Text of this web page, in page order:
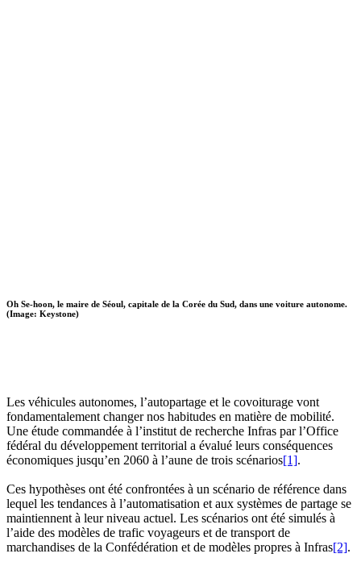
Oh Se-hoon, le maire de Séoul, capitale de la Corée du Sud, dans une voiture autonome.
(Image: Keystone)
Les véhicules autonomes, l’autopartage et le covoiturage vont
fondamentalement changer nos habitudes en matière de mobilité.
Une étude commandée à l’institut de recherche Infras par l’Office
fédéral du développement territorial a évalué leurs conséquences
économiques jusqu’en 2060 à l’aune de trois scénarios[1].
Ces hypothèses ont été confrontées à un scénario de référence dans
lequel les tendances à l’automatisation et aux systèmes de partage se
maintiennent à leur niveau actuel. Les scénarios ont été simulés à
l’aide des modèles de trafic voyageurs et de transport de
marchandises de la Confédération et de modèles propres à Infras[2].